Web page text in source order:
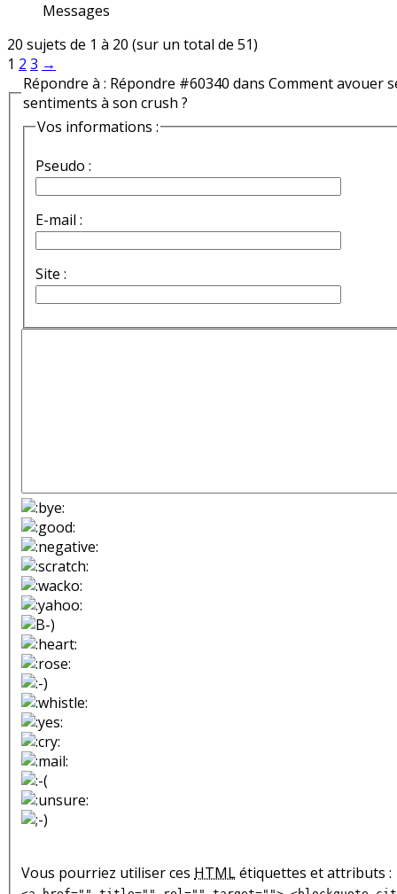
Messages
20 sujets de 1 à 20 (sur un total de 51)
1 2 3 →
Répondre à : Répondre #60340 dans Comment avouer
sentiments à son crush ?
Vos informations :
Pseudo :
E-mail :
Site :
Vous pourriez utiliser ces HTMLétiquettes et attributs :